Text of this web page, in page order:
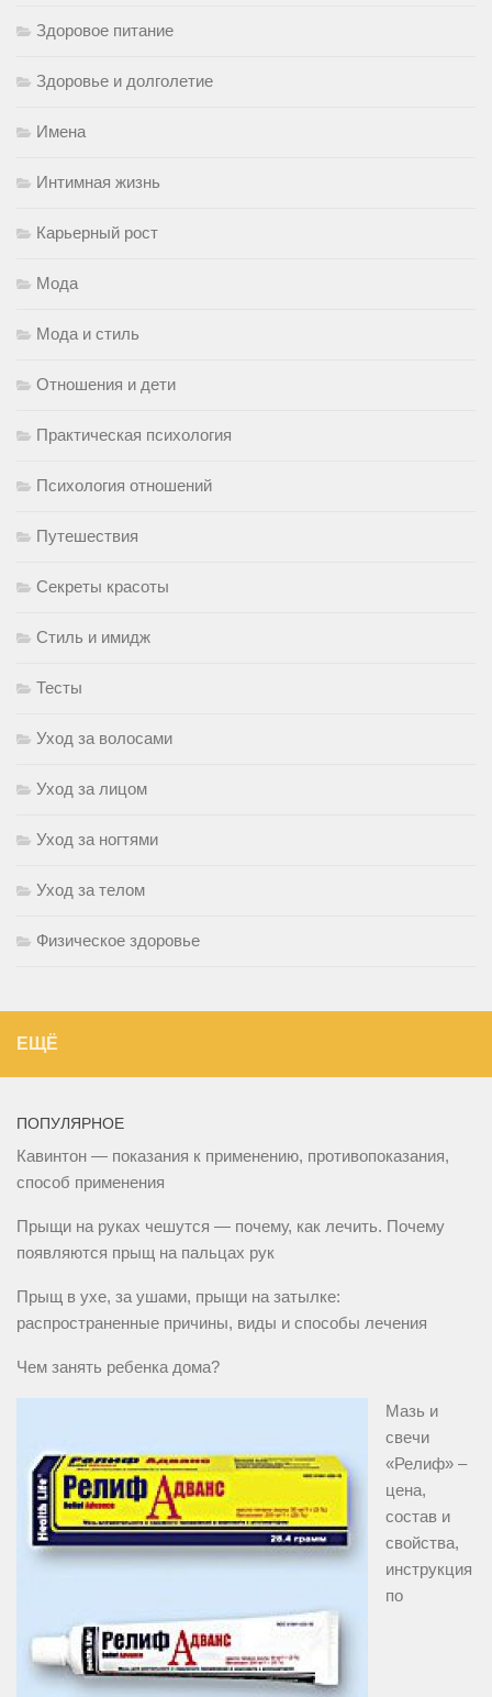
Здоровое питание
Здоровье и долголетие
Имена
Интимная жизнь
Карьерный рост
Мода
Мода и стиль
Отношения и дети
Практическая психология
Психология отношений
Путешествия
Секреты красоты
Стиль и имидж
Тесты
Уход за волосами
Уход за лицом
Уход за ногтями
Уход за телом
Физическое здоровье
ЕЩЁ
ПОПУЛЯРНОЕ
Кавинтон — показания к применению, противопоказания,
способ применения
Прыщи на руках чешутся — почему, как лечить. Почему
появляются прыщ на пальцах рук
Прыщ в ухе, за ушами, прыщи на затылке:
распространенные причины, виды и способы лечения
Чем занять ребенка дома?
Мазь и
свечи
«Релиф» –
цена,
состав и
свойства,
инструкция
по